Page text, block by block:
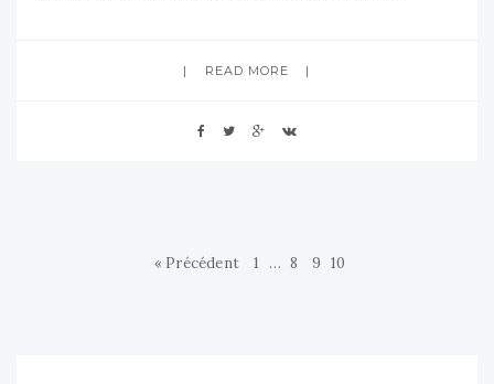
READ MORE
« Précédent 1 … 8 9 10